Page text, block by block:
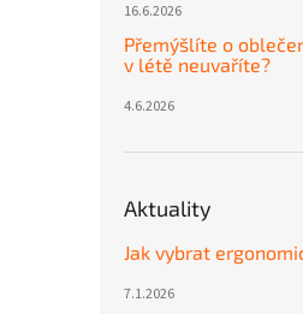
16.6.2026
Přemýšlíte o
v létě neuvaříte?
4.6.2026
Aktuality
Jak vybrat
7.1.2026